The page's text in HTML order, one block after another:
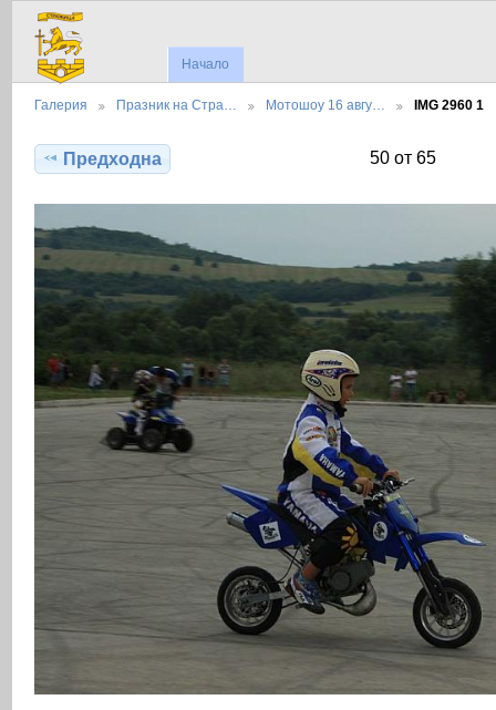
Начало
Галерия Празник на Стра… Мотошоу 16 авгу… IMG 2960 1
Предходна 50 от 65